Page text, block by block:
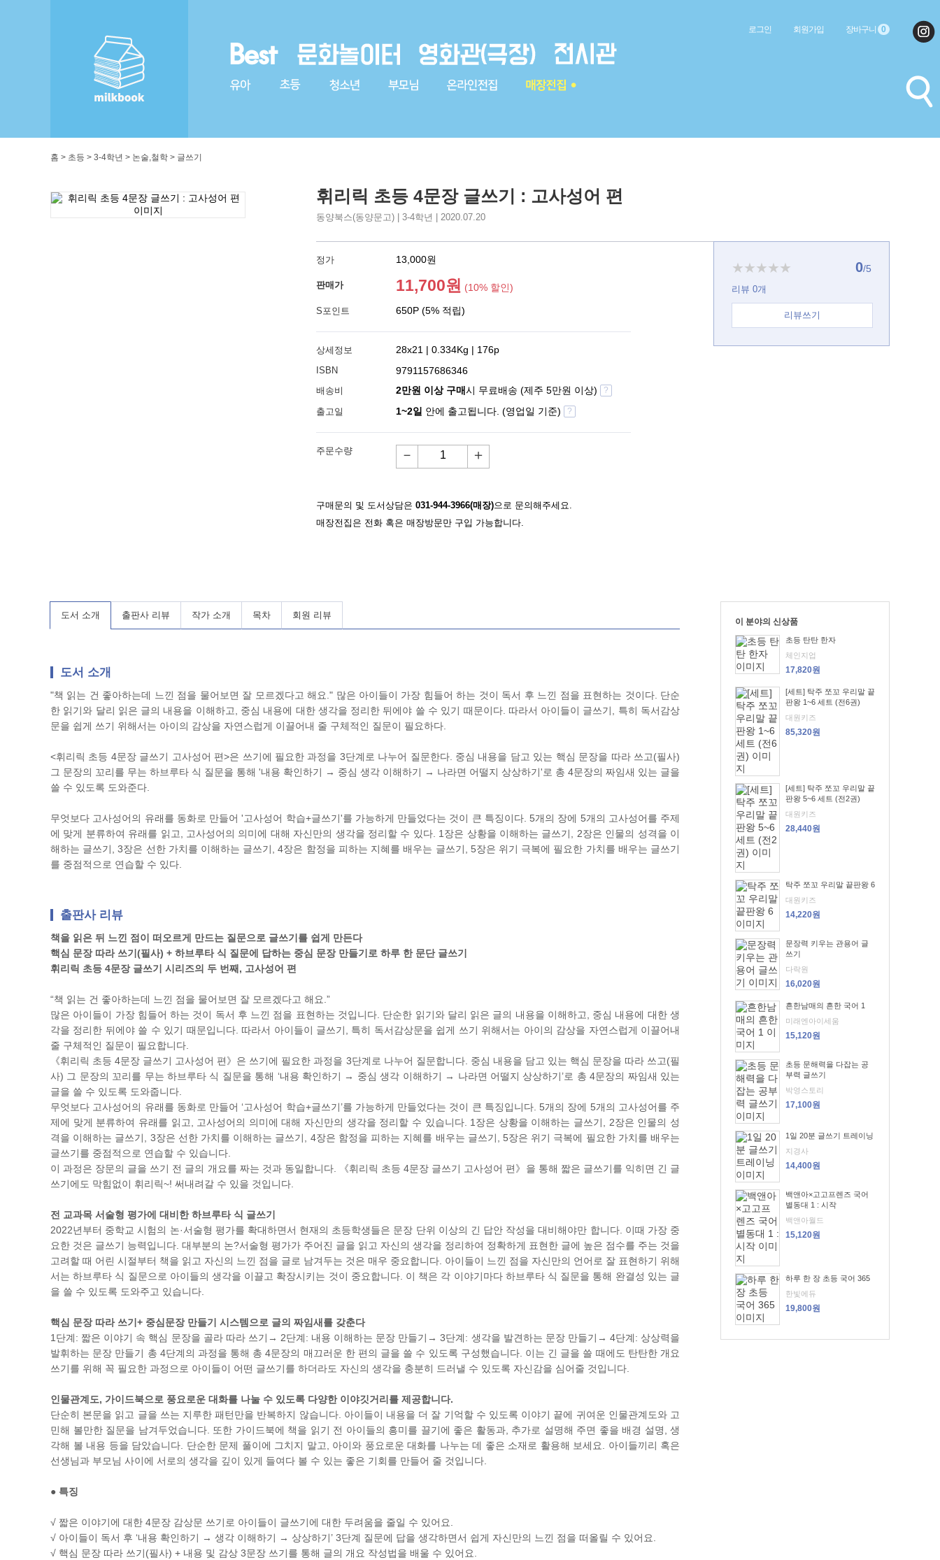
로그인 회원가입 장바구니 0
홈 > 초등 > 3-4학년 > 논술,철학 > 글쓰기
휘리릭 초등 4문장 글쓰기 : 고사성어 편
동양북스(동양문고) | 3-4학년 | 2020.07.20
정가 13,000원
판매가 11,700원 (10% 할인)
S포인트 650P (5% 적립)
상세정보 28x21 | 0.334Kg | 176p
ISBN 9791157686346
배송비 2만원 이상 구매시 무료배송 (제주 5만원 이상) ?
출고일 1~2일 안에 출고됩니다. (영업일 기준) ?
주문수량 － ＋
★★★★★ 0/5
리뷰 0개
리뷰쓰기
구매문의 및 도서상담은 031-944-3966(매장)으로 문의해주세요.
매장전집은 전화 혹은 매장방문만 구입 가능합니다.
도서 소개 출판사 리뷰 작가 소개 목차 회원 리뷰
도서 소개
"책 읽는 건 좋아하는데 느낀 점을 물어보면 잘 모르겠다고 해요." 많은 아이들이 가장 힘들어 하는 것이 독서 후 느낀 점을 표현하는 것이다. 단순
한 읽기와 달리 읽은 글의 내용을 이해하고, 중심 내용에 대한 생각을 정리한 뒤에야 쓸 수 있기 때문이다. 따라서 아이들이 글쓰기, 특히 독서감상
문을 쉽게 쓰기 위해서는 아이의 감상을 자연스럽게 이끌어내 줄 구체적인 질문이 필요하다.
<휘리릭 초등 4문장 글쓰기 고사성어 편>은 쓰기에 필요한 과정을 3단계로 나누어 질문한다. 중심 내용을 담고 있는 핵심 문장을 따라 쓰고(필사)
그 문장의 꼬리를 무는 하브루타 식 질문을 통해 '내용 확인하기 → 중심 생각 이해하기 → 나라면 어떨지 상상하기'로 총 4문장의 짜임새 있는 글을
쓸 수 있도록 도와준다.
무엇보다 고사성어의 유래를 동화로 만들어 '고사성어 학습+글쓰기'를 가능하게 만들었다는 것이 큰 특징이다. 5개의 장에 5개의 고사성어를 주제
에 맞게 분류하여 유래를 읽고, 고사성어의 의미에 대해 자신만의 생각을 정리할 수 있다. 1장은 상황을 이해하는 글쓰기, 2장은 인물의 성격을 이
해하는 글쓰기, 3장은 선한 가치를 이해하는 글쓰기, 4장은 함정을 피하는 지혜를 배우는 글쓰기, 5장은 위기 극복에 필요한 가치를 배우는 글쓰기
를 중점적으로 연습할 수 있다.
출판사 리뷰
책을 읽은 뒤 느낀 점이 떠오르게 만드는 질문으로 글쓰기를 쉽게 만든다
핵심 문장 따라 쓰기(필사) + 하브루타 식 질문에 답하는 중심 문장 만들기로 하루 한 문단 글쓰기
휘리릭 초등 4문장 글쓰기 시리즈의 두 번째, 고사성어 편
“책 읽는 건 좋아하는데 느낀 점을 물어보면 잘 모르겠다고 해요.”
많은 아이들이 가장 힘들어 하는 것이 독서 후 느낀 점을 표현하는 것입니다. 단순한 읽기와 달리 읽은 글의 내용을 이해하고, 중심 내용에 대한 생
각을 정리한 뒤에야 쓸 수 있기 때문입니다. 따라서 아이들이 글쓰기, 특히 독서감상문을 쉽게 쓰기 위해서는 아이의 감상을 자연스럽게 이끌어내
줄 구체적인 질문이 필요합니다.
《휘리릭 초등 4문장 글쓰기 고사성어 편》은 쓰기에 필요한 과정을 3단계로 나누어 질문합니다. 중심 내용을 담고 있는 핵심 문장을 따라 쓰고(필
사) 그 문장의 꼬리를 무는 하브루타 식 질문을 통해 ‘내용 확인하기 → 중심 생각 이해하기 → 나라면 어떨지 상상하기’로 총 4문장의 짜임새 있는
글을 쓸 수 있도록 도와줍니다.
무엇보다 고사성어의 유래를 동화로 만들어 ‘고사성어 학습+글쓰기’를 가능하게 만들었다는 것이 큰 특징입니다. 5개의 장에 5개의 고사성어를 주
제에 맞게 분류하여 유래를 읽고, 고사성어의 의미에 대해 자신만의 생각을 정리할 수 있습니다. 1장은 상황을 이해하는 글쓰기, 2장은 인물의 성
격을 이해하는 글쓰기, 3장은 선한 가치를 이해하는 글쓰기, 4장은 함정을 피하는 지혜를 배우는 글쓰기, 5장은 위기 극복에 필요한 가치를 배우는
글쓰기를 중점적으로 연습할 수 있습니다.
이 과정은 장문의 글을 쓰기 전 글의 개요를 짜는 것과 동일합니다. 《휘리릭 초등 4문장 글쓰기 고사성어 편》을 통해 짧은 글쓰기를 익히면 긴 글
쓰기에도 막힘없이 휘리릭~! 써내려갈 수 있을 것입니다.
전 교과목 서술형 평가에 대비한 하브루타 식 글쓰기
2022년부터 중학교 시험의 논·서술형 평가를 확대하면서 현재의 초등학생들은 문장 단위 이상의 긴 답안 작성을 대비해야만 합니다. 이때 가장 중
요한 것은 글쓰기 능력입니다. 대부분의 논?서술형 평가가 주어진 글을 읽고 자신의 생각을 정리하여 정확하게 표현한 글에 높은 점수를 주는 것을
고려할 때 어린 시절부터 책을 읽고 자신의 느낀 점을 글로 남겨두는 것은 매우 중요합니다. 아이들이 느낀 점을 자신만의 언어로 잘 표현하기 위해
서는 하브루타 식 질문으로 아이들의 생각을 이끌고 확장시키는 것이 중요합니다. 이 책은 각 이야기마다 하브루타 식 질문을 통해 완결성 있는 글
을 쓸 수 있도록 도와주고 있습니다.
핵심 문장 따라 쓰기+ 중심문장 만들기 시스템으로 글의 짜임새를 갖춘다
1단계: 짧은 이야기 속 핵심 문장을 골라 따라 쓰기→ 2단계: 내용 이해하는 문장 만들기→ 3단계: 생각을 발견하는 문장 만들기→ 4단계: 상상력을
발휘하는 문장 만들기 총 4단계의 과정을 통해 총 4문장의 매끄러운 한 편의 글을 쓸 수 있도록 구성했습니다. 이는 긴 글을 쓸 때에도 탄탄한 개요
쓰기를 위해 꼭 필요한 과정으로 아이들이 어떤 글쓰기를 하더라도 자신의 생각을 충분히 드러낼 수 있도록 자신감을 심어줄 것입니다.
인물관계도, 가이드북으로 풍요로운 대화를 나눌 수 있도록 다양한 이야깃거리를 제공합니다.
단순히 본문을 읽고 글을 쓰는 지루한 패턴만을 반복하지 않습니다. 아이들이 내용을 더 잘 기억할 수 있도록 이야기 끝에 귀여운 인물관계도와 고
민해 볼만한 질문을 남겨두었습니다. 또한 가이드북에 책을 읽기 전 아이들의 흥미를 끌기에 좋은 활동과, 추가로 설명해 주면 좋을 배경 설명, 생
각해 볼 내용 등을 담았습니다. 단순한 문제 풀이에 그치지 말고, 아이와 풍요로운 대화를 나누는 데 좋은 소재로 활용해 보세요. 아이들끼리 혹은
선생님과 부모님 사이에 서로의 생각을 깊이 있게 들여다 볼 수 있는 좋은 기회를 만들어 줄 것입니다.
● 특징
√ 짧은 이야기에 대한 4문장 감상문 쓰기로 아이들이 글쓰기에 대한 두려움을 줄일 수 있어요.
√ 아이들이 독서 후 ‘내용 확인하기 → 생각 이해하기 → 상상하기’ 3단계 질문에 답을 생각하면서 쉽게 자신만의 느낀 점을 떠올릴 수 있어요.
√ 핵심 문장 따라 쓰기(필사) + 내용 및 감상 3문장 쓰기를 통해 글의 개요 작성법을 배울 수 있어요.
이 분야의 신상품
초등 탄탄 한자
체인지업
17,820원
[세트] 탁주 쪼꼬 우리말 끝
판왕 1~6 세트 (전6권)
대원키즈
85,320원
[세트] 탁주 쪼꼬 우리말 끝
판왕 5~6 세트 (전2권)
대원키즈
28,440원
탁주 쪼꼬 우리말 끝판왕 6
대원키즈
14,220원
문장력 키우는 관용어 글
쓰기
다락원
16,020원
흔한남매의 흔한 국어 1
미래엔아이세움
15,120원
초등 문해력을 다잡는 공
부력 글쓰기
박영스토리
17,100원
1일 20분 글쓰기 트레이닝
지경사
14,400원
백앤아×고고프렌즈 국어
별동대 1 : 시작
백앤아월드
15,120원
하루 한 장 초등 국어 365
한빛에듀
19,800원